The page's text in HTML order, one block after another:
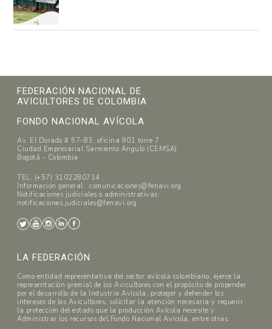
FEDERACIÓN NACIONAL DE
AVICULTORES DE COLOMBIA
FONDO NACIONAL AVÍCOLA
Av. El Dorado # 57-83, oficina 901 torre 7
Ciudad Empresarial Sarmiento Angulo (CEMSA)
Bogotá - Colombia
TEL. (+57) 3102280714
Información general: comunicaciones@fenavi.org
Notificaciones judiciales o administrativas:
notificaciones.judiciales@fenavi.org
LA FEDERACIÓN
Como entidad representativa del sector avícola colombiano, ejerce la
representación gremial de los Avicultores con el propósito de propender
por el desarrollo de la Industria Avícola, proteger y defender los
intereses de los Avicultores, solicitar la atención necesaria y requerir
la protección del estado que la producción Avícola necesite y
Administrar los recursos del Fondo Nacional Avícola, entre otras.